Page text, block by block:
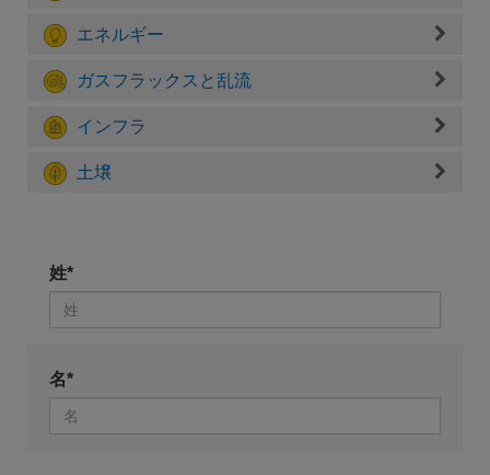
エネルギー
ガスフラックスと乱流
インフラ
土壌
姓*
名*